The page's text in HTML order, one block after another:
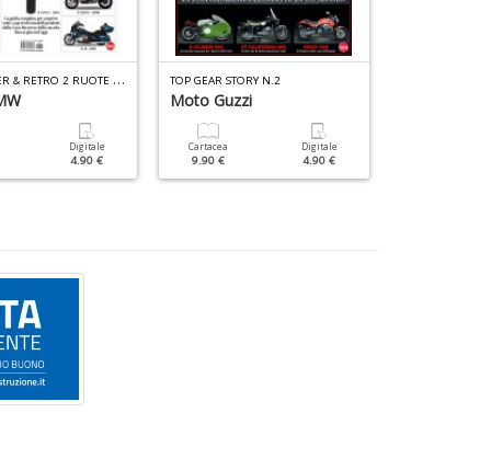
Y
OUNGTIMER & RETRO 2 RUOTE N.1
Digitale
4.90 €
TOP GEAR STORY N.2
Moto Guzzi
Cartacea
9.90 €
Digitale
4.90 €